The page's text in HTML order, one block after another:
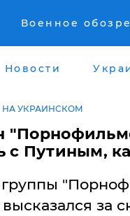
Военное
Новости
НА УКРАИНСКОМ
с Путиным,
за